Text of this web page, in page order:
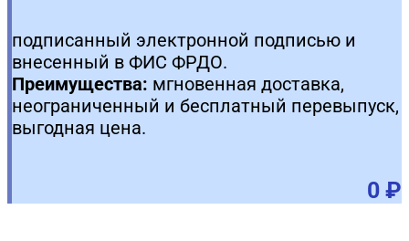
подписанный электронной подписью и
внесенный в ФИС ФРДО.
Преимущества: мгновенная доставка,
неограниченный и бесплатный перевыпуск,
выгодная цена.
0 ₽